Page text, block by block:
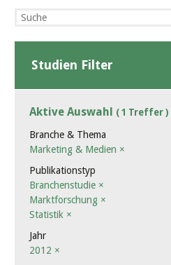
Studien Filter
Aktive Auswahl ( 1 Treffer )
Branche & Thema
Marketing & Medien ×
Publikationstyp
Branchenstudie ×
Marktforschung ×
Statistik ×
Jahr
2012 ×